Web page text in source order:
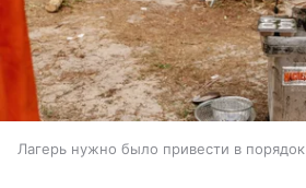
Лагерь нужно было привести в порядок